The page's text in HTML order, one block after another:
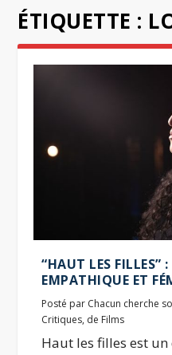
ÉTIQUETTE :
“HAUT LES FILLES”
EMPATHIQUE ET
Posté par Chacun cherche
Critiques, de Films
Haut les filles est